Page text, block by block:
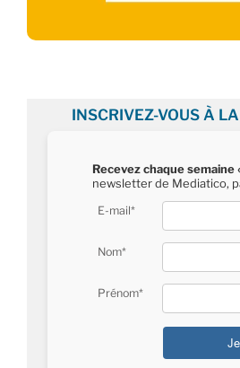
INSCRIVEZ-VOUS À
Recevez chaque semaine
newsletter de Mediatico,
E-mail*
Nom*
Prénom*